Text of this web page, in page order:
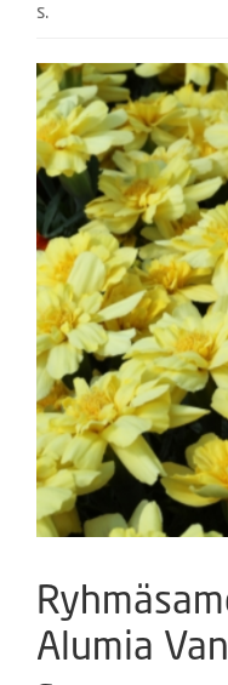
s.
Alumia